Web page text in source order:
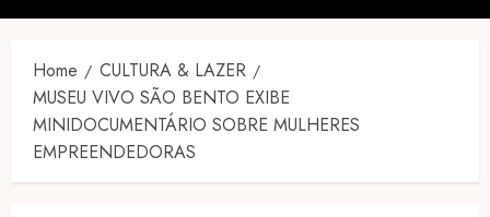
Menu
Home
CULTURA & LAZER
MUSEU VIVO SÃO BENTO EXIBE
MINIDOCUMENTÁRIO SOBRE MULHERES
EMPREENDEDORAS